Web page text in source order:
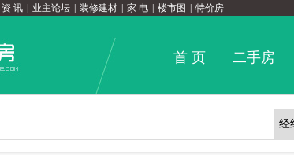
资 讯 业主论坛 装修建材 家 电 楼市图 特价房
首 页 二手房